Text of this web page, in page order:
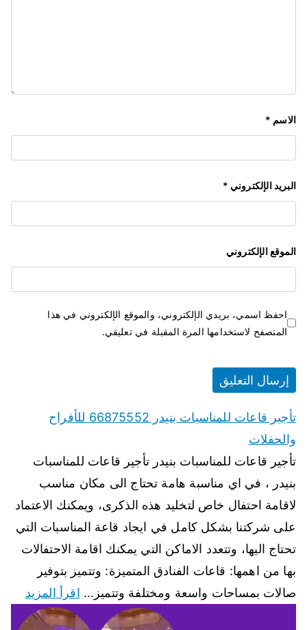
الاسم *
البريد الإلكتروني *
الموقع الإلكتروني
احفظ اسمي، بريدي الإلكتروني، والموقع الإلكتروني في هذا
المتصفح لاستخدامها المرة المقبلة في تعليقي.
تأجير قاعات للمناسبات بنيدر 66875552 للأفراح
والحفلات
تأجير قاعات للمناسبات بنيدر تأجير قاعات للمناسبات
بنيدر ، في اي مناسبة هامة تحتاج الى مكان مناسب
لاقامة احتفال خاص لتخليد هذه الذكرى، ويمكنك الاعتماد
على شركتنا بشكل كامل في ايجاد قاعة المناسبات التي
تحتاج اليها، وتتعدد الاماكن التي يمكنك اقامة الاحتفالات
بها من اهمها: قاعات الفنادق المتميزة: وتتميز بتوفير
صالات بمساحات واسعة ومختلفة وتتميز… اقرأ المزيد